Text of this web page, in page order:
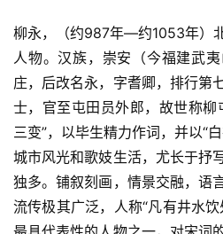
首
柳永，（约987年—约1053年）
人物。汉族，崇安（今福建武
庄，后改名永，字耆卿，排行第
士，官至屯田员外郎，故世称柳
三变”，以毕生精力作词，并以“
城市风光和歌妓生活，尤长于抒
独多。铺叙刻画，情景交融，语
流传极其广泛，人称“凡有井水